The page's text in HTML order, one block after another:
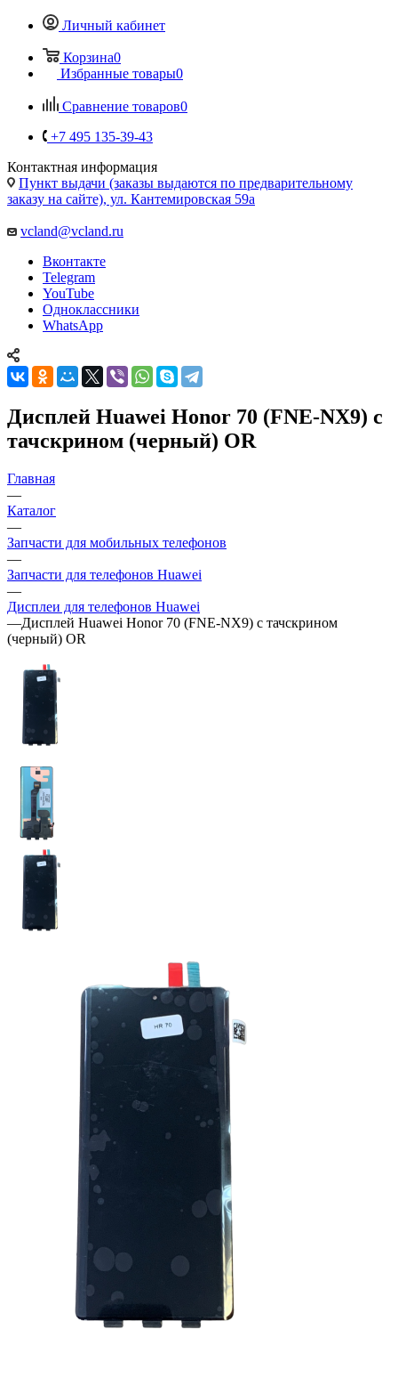
Личный кабинет
Корзина0
Избранные товары0
Сравнение товаров0
+7 495 135-39-43
Контактная информация
Пункт выдачи (заказы выдаются по предварительному
заказу на сайте), ул. Кантемировская 59а
vcland@vcland.ru
Вконтакте
Telegram
YouTube
Одноклассники
WhatsApp
Дисплей Huawei Honor 70 (FNE-NX9) c
тачскрином (черный) OR
Главная
—
Каталог
—
Запчасти для мобильных телефонов
—
Запчасти для телефонов Huawei
—
Дисплеи для телефонов Huawei
—Дисплей Huawei Honor 70 (FNE-NX9) c тачскрином
(черный) OR